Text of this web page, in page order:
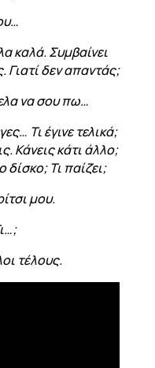
καλά. Συμβαίνει
Γιατί δεν απαντάς;
να σου πω…
Τι έγινε τελικά;
Κάνεις κάτι άλλο;
δίσκο; Τι παίζει;
μου.
τέλους.